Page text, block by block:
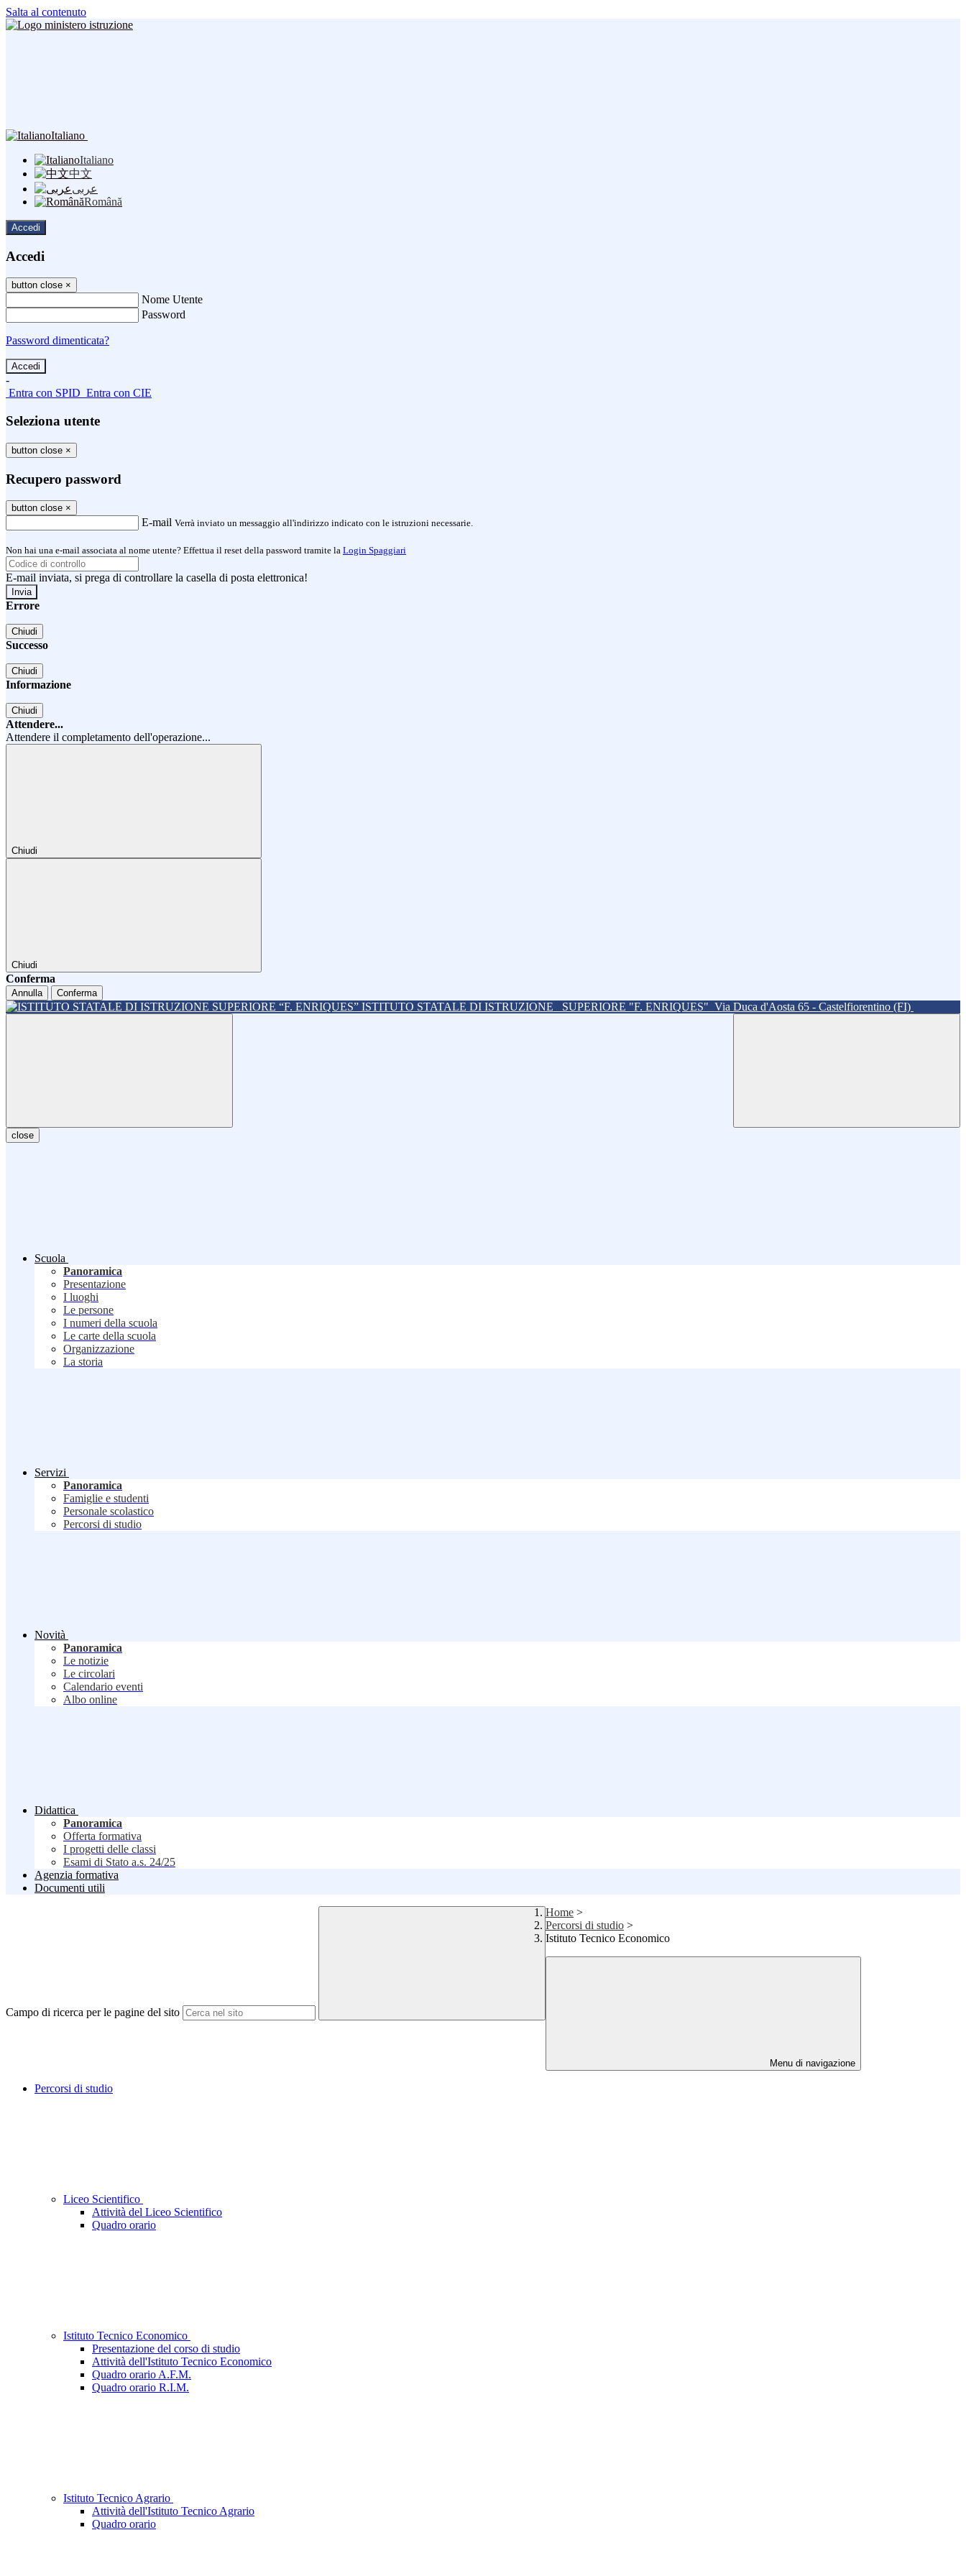
Salta al contenuto
Italiano
Italiano
中文
عربى
Română
Accedi
Accedi
button close ×
Nome Utente
Password
Password dimenticata?
-
Entra con SPID Entra con CIE
Seleziona utente
button close ×
Recupero password
button close ×
E-mail Verrà inviato un messaggio all'indirizzo indicato con le istruzioni necessarie.
Non hai una e-mail associata al nome utente? Effettua il reset della password tramite la Login Spaggiari
E-mail inviata, si prega di controllare la casella di posta elettronica!
Errore
Chiudi
Successo
Chiudi
Informazione
Chiudi
Attendere...
Attendere il completamento dell'operazione...
Chiudi
Chiudi
Conferma
Annulla Conferma
ISTITUTO STATALE DI ISTRUZIONE SUPERIORE "F. ENRIQUES" Via Duca d'Aosta 65 - Castelfiorentino (FI)
close
Scuola
Panoramica
Presentazione
I luoghi
Le persone
I numeri della scuola
Le carte della scuola
Organizzazione
La storia
Servizi
Panoramica
Famiglie e studenti
Personale scolastico
Percorsi di studio
Novità
Panoramica
Le notizie
Le circolari
Calendario eventi
Albo online
Didattica
Panoramica
Offerta formativa
I progetti delle classi
Esami di Stato a.s. 24/25
Agenzia formativa
Documenti utili
Campo di ricerca per le pagine del sito
Home >
Percorsi di studio >
Istituto Tecnico Economico
Menu di navigazione
Percorsi di studio
Liceo Scientifico
Attività del Liceo Scientifico
Quadro orario
Istituto Tecnico Economico
Presentazione del corso di studio
Attività dell'Istituto Tecnico Economico
Quadro orario A.F.M.
Quadro orario R.I.M.
Istituto Tecnico Agrario
Attività dell'Istituto Tecnico Agrario
Quadro orario